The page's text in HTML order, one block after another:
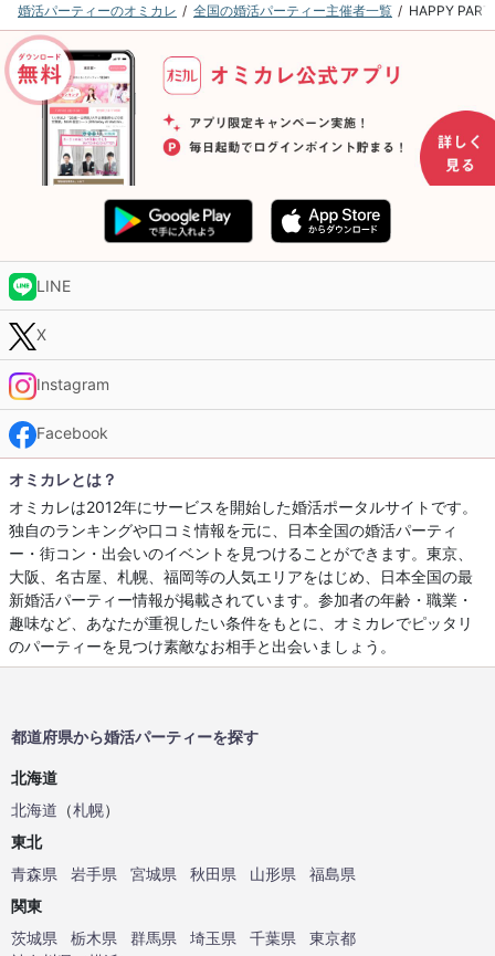
婚活パーティーのオミカレ 全国の婚活パーティー主催者一覧 HAPPY
LINE
X
Instagram
Facebook
オミカレとは？
オミカレは2012年にサービスを開始した婚活ポータルサイトです。
独自のランキングや口コミ情報を元に、日本全国の婚活パーティ
ー・街コン・出会いのイベントを見つけることができます。東京、
大阪、名古屋、札幌、福岡等の人気エリアをはじめ、日本全国の最
新婚活パーティー情報が掲載されています。参加者の年齢・職業・
趣味など、あなたが重視したい条件をもとに、オミカレでピッタリ
のパーティーを見つけ素敵なお相手と出会いましょう。
都道府県から婚活パーティーを探す
北海道
北海道 （札幌）
東北
青森県
岩手県 宮城県 秋田県 山形県
福島県
関東
茨城県
栃木県 群馬県 埼玉県 千葉県
東京都